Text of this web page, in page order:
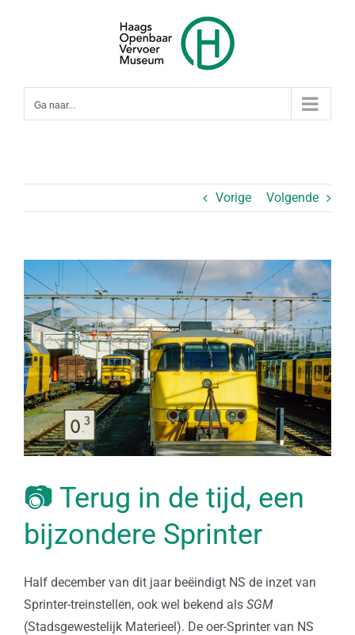
Ga naar...
Vorige Volgende
Bekijk
grotere
afbeelding
📷 Terug in de tijd, een
bijzondere Sprinter
Half december van dit jaar beëindigt NS de inzet van
Sprinter-treinstellen, ook wel bekend als SGM
(Stadsgewestelijk Materieel). De oer-Sprinter van NS